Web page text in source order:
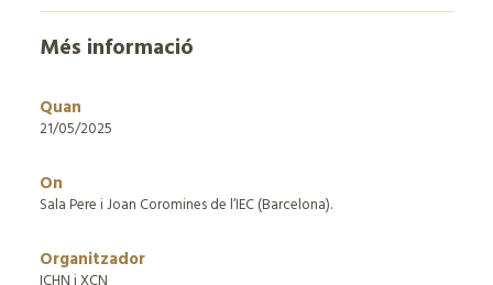
Més informació
Quan
21/05/2025
On
Sala Pere i Joan Coromines de l’IEC (Barcelona).
Organitzador